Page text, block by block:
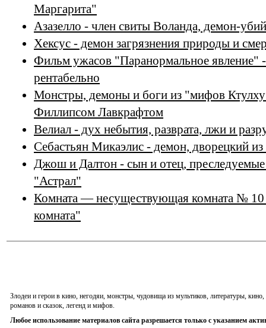
Маргарита"
Азазелло - член свиты Воланда, демон-
Хексус - демон загрязнения природы и
Фильм ужасов "Паранормальное явление"
рентабельно
Монстры, демоны и боги из "мифов
Филлипсом Лавкрафтом
Велиал - дух небытия, разврата, лжи и
Себастьян Микаэлис - демон, дворецкий
Джош и Далтон - сын и отец,
"Астрал"
Комната — несуществующая комната № 10
комната"
Злодеи и герои в кино, негодяи, монстры, чудовища из мультиков, литературы,
романов и сказок, легенд и мифов.
Любое использование материалов сайта разрешается только с указанием